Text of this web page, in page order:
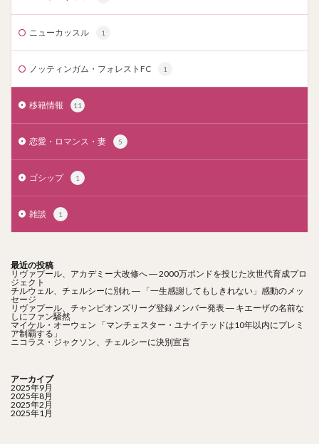
ニューカッスル 1
ノッティンガム・フォレストFC 1
移籍情報 11
恋愛・ロマンス・妻 5
ゴシップ 1
雑談 1
最近の投稿
リヴァプール、アカデミー大改修へ ― 2000万ポンドを投じた次世代育成プロ
ジェクト
チルウェル、チェルシーに別れ ― 「一生感謝してもしきれない」感動のメッ
セージ
リヴァプール、チャンピオンズリーグ登録メンバー発表 ― キエーザの名前な
しにファン騒然
マイケル・オーウェン 「マンチェスター・ユナイテッドは10年以内にプレミ
ア制覇する」
ニコラス・ジャクソン、チェルシーに決別宣言
アーカイブ
2025年9月
2025年8月
2025年2月
2025年1月